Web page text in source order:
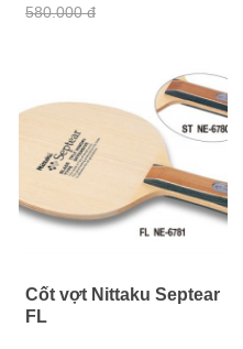
580.000 đ
Cốt vợt Nittaku Septear
FL